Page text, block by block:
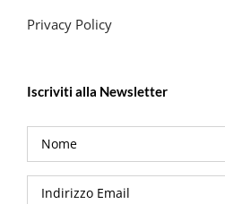
Privacy Policy
Iscriviti alla Newsletter